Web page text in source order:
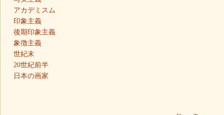
アカデミスム
印象主義
後期印象主義
象徴主義
世紀末
20世紀前半
日本の画家